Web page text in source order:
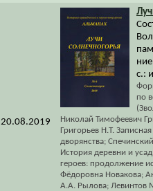
20.08.2019
с.:
по
Николай Тимофеевич
Григорьев Н.Т.
дворянства;
История деревни и
героев: продолжение
Фёдоровна Новакова;
А.А. Рылова; Левинтов